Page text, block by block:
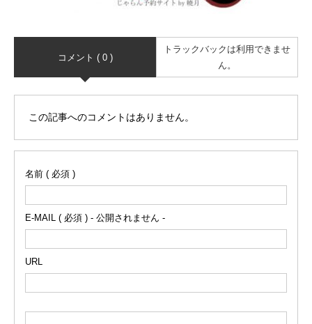
コメント ( 0 )
トラックバックは利用できませ
ん。
この記事へのコメントはありません。
名前 ( 必須 )
E-MAIL ( 必須 ) - 公開されません -
URL